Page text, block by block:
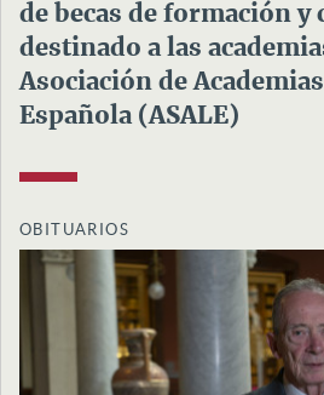
de becas de formación y
destinado a las
Asociación de
Española (ASALE)
OBITUARIOS